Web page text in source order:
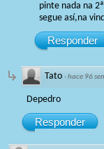
pinte nada na
segue así,na
Responder
Tato ·hace 96
Depedro
Responder